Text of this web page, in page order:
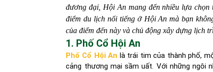
đương đại, Hội An mang đến nhiều lựa chọn
điểm du lịch nổi tiếng ở Hội An mà bạn
của điểm đến này và chủ động xây dựng lịch
1. Phố Cổ Hội An
Phố Cổ Hội An là trái tim của thành phố,
cảng thương mại sầm uất. Với những ngôi